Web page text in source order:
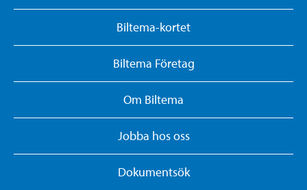
Biltema-kortet
Biltema Företag
Om Biltema
Jobba hos oss
Dokumentsök